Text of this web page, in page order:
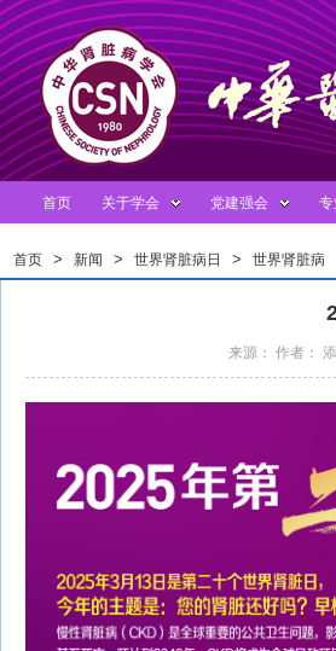
首页 关于学会 党建强会
首页 > 新闻 > 世界肾脏病日 > 世界肾脏病
来源： 作者：